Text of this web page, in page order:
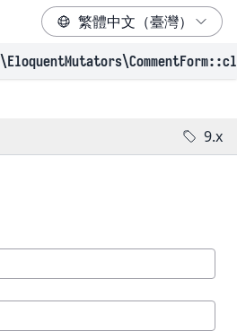
\EloquentMutators\CommentForm
9.x